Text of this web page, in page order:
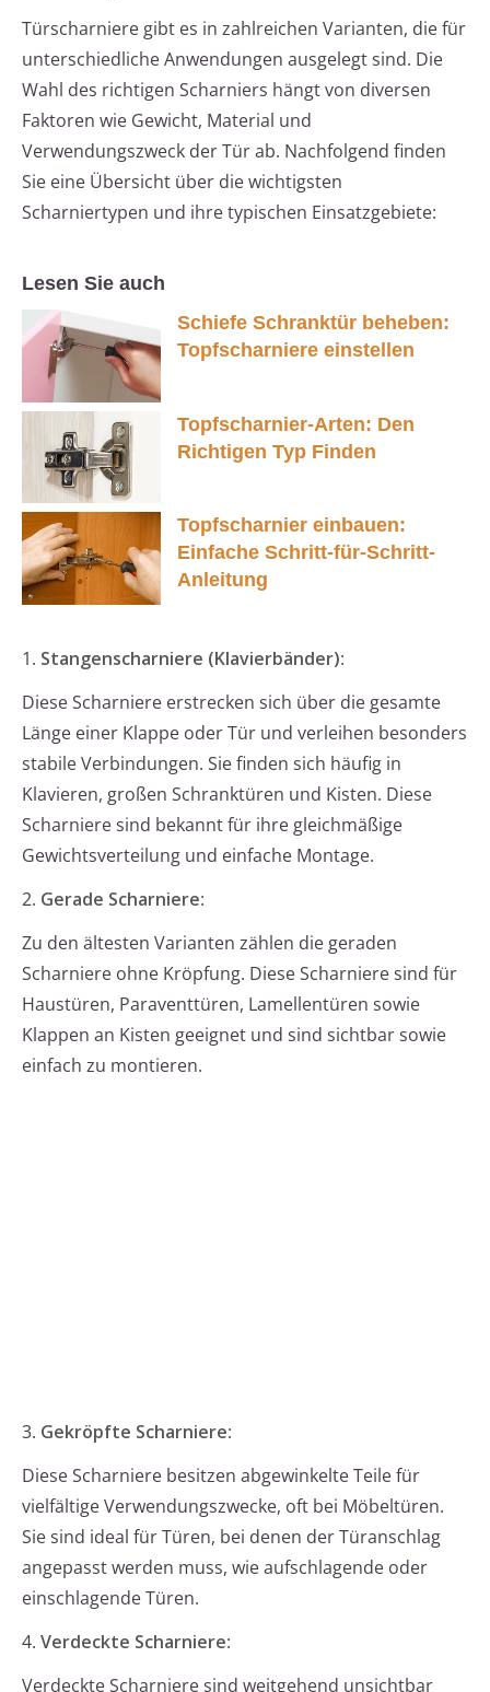
Türscharniere gibt es in zahlreichen Varianten, die für
unterschiedliche Anwendungen ausgelegt sind. Die
Wahl des richtigen Scharniers hängt von diversen
Faktoren wie Gewicht, Material und
Verwendungszweck der Tür ab. Nachfolgend finden
Sie eine Übersicht über die wichtigsten
Scharniertypen und ihre typischen Einsatzgebiete:
Lesen Sie auch
Schiefe Schranktür beheben:
Topfscharniere einstellen
Topfscharnier-Arten: Den
Richtigen Typ Finden
Topfscharnier einbauen:
Einfache Schritt-für-Schritt-
Anleitung
1. Stangenscharniere (Klavierbänder):
Diese Scharniere erstrecken sich über die gesamte
Länge einer Klappe oder Tür und verleihen besonders
stabile Verbindungen. Sie finden sich häufig in
Klavieren, großen Schranktüren und Kisten. Diese
Scharniere sind bekannt für ihre gleichmäßige
Gewichtsverteilung und einfache Montage.
2. Gerade Scharniere:
Zu den ältesten Varianten zählen die geraden
Scharniere ohne Kröpfung. Diese Scharniere sind für
Haustüren, Paraventtüren, Lamellentüren sowie
Klappen an Kisten geeignet und sind sichtbar sowie
einfach zu montieren.
3. Gekröpfte Scharniere:
Diese Scharniere besitzen abgewinkelte Teile für
vielfältige Verwendungszwecke, oft bei Möbeltüren.
Sie sind ideal für Türen, bei denen der Türanschlag
angepasst werden muss, wie aufschlagende oder
einschlagende Türen.
4. Verdeckte Scharniere:
Verdeckte Scharniere sind weitgehend unsichtbar